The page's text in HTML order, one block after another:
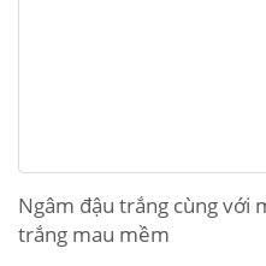
Ngâm đậu trắng cùng với
trắng mau mềm